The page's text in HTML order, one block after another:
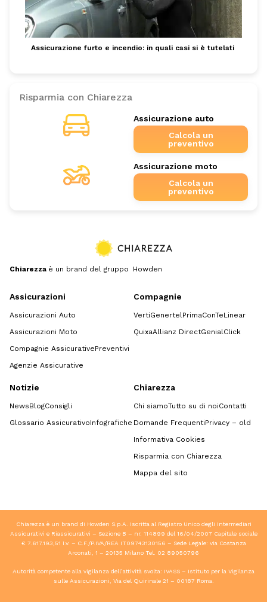
Assicurazione furto e incendio: in quali casi si è tutelati
Risparmia con Chiarezza
Assicurazione auto
Calcola un
preventivo
Assicurazione moto
Calcola un
preventivo
Chiarezza è un brand del gruppo Howden
Assicurazioni
Assicurazioni Auto
Assicurazioni Moto
Compagnie AssicurativePreventivi
Agenzie Assicurative
Compagnie
VertiGenertelPrimaConTeLinear
QuixaAllianz DirectGenialClick
Notizie
NewsBlogConsigli
Glossario AssicurativoInfografiche
Chiarezza
Chi siamoTutto su di noiContatti
Domande FrequentiPrivacy – old
Informativa Cookies
Risparmia con Chiarezza
Mappa del sito
Chiarezza è un brand di Howden S.p.A. Iscritta al Registro Unico degli Intermediari
Assicurativi e Riassicurativi – Sezione B – nr. 114899 del 16/04/2007 Capitale sociale
€ 7.617.193,51 i.v. – C.F./P.IVA/REA IT09743130156 – Sede Legale: via Costanza
Arconati, 1 – 20135 Milano Tel. 02 89050796
Autorità competente alla vigilanza dell’attività svolta: IVASS – Istituto per la Vigilanza
sulle Assicurazioni, Via del Quirinale 21 – 00187 Roma.